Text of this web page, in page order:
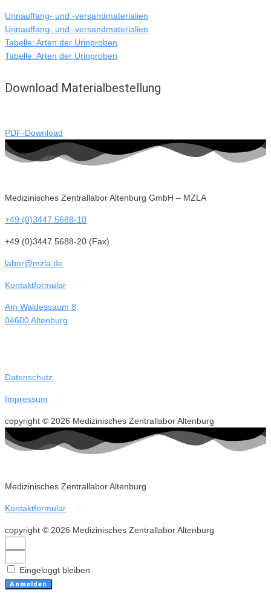
Urinauffang- und -versandmaterialien
Urinauffang- und -versandmaterialien
Tabelle: Arten der Urinproben
Tabelle: Arten der Urinproben
Download Materialbestellung
PDF-Download
Medizinisches Zentrallabor Altenburg GmbH – MZLA
+49 (0)3447 5688-10
+49 (0)3447 5688-20 (Fax)
labor@mzla.de
Kontaktformular
Am Waldessaum 8,
04600 Altenburg
Datenschutz
Impressum
copyright © 2026 Medizinisches Zentrallabor Altenburg
Medizinisches Zentrallabor Altenburg
Kontaktformular
copyright © 2026 Medizinisches Zentrallabor Altenburg
Eingeloggt bleiben
Anmelden